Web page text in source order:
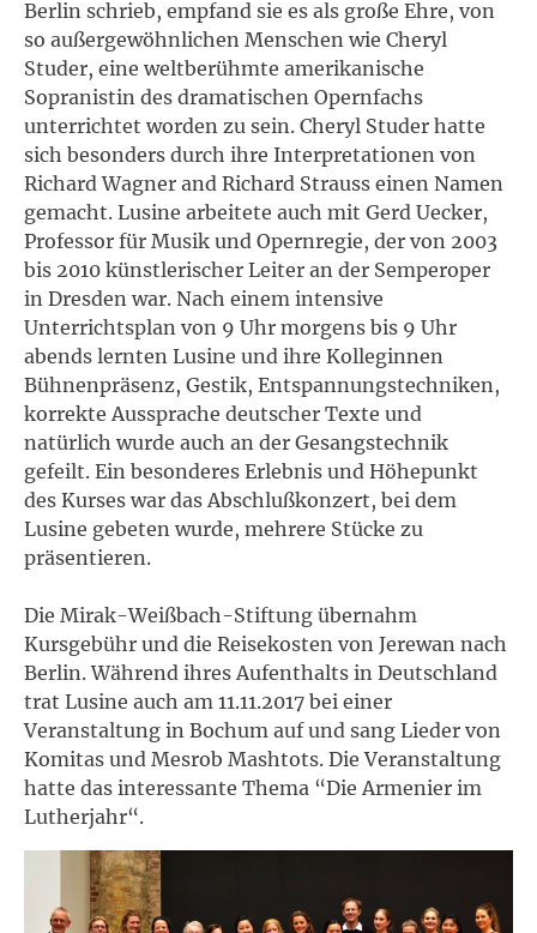
Berlin schrieb, empfand sie es als große Ehre, von
so außergewöhnlichen Menschen wie Cheryl
Studer, eine weltberühmte amerikanische
Sopranistin des dramatischen Opernfachs
unterrichtet worden zu sein. Cheryl Studer hatte
sich besonders durch ihre Interpretationen von
Richard Wagner and Richard Strauss einen Namen
gemacht. Lusine arbeitete auch mit Gerd Uecker,
Professor für Musik und Opernregie, der von 2003
bis 2010 künstlerischer Leiter an der Semperoper
in Dresden war. Nach einem intensive
Unterrichtsplan von 9 Uhr morgens bis 9 Uhr
abends lernten Lusine und ihre Kolleginnen
Bühnenpräsenz, Gestik, Entspannungstechniken,
korrekte Aussprache deutscher Texte und
natürlich wurde auch an der Gesangstechnik
gefeilt. Ein besonderes Erlebnis und Höhepunkt
des Kurses war das Abschlußkonzert, bei dem
Lusine gebeten wurde, mehrere Stücke zu
präsentieren.
Die Mirak-Weißbach-Stiftung übernahm
Kursgebühr und die Reisekosten von Jerewan nach
Berlin. Während ihres Aufenthalts in Deutschland
trat Lusine auch am 11.11.2017 bei einer
Veranstaltung in Bochum auf und sang Lieder von
Komitas und Mesrob Mashtots. Die Veranstaltung
hatte das interessante Thema “Die Armenier im
Lutherjahr“.